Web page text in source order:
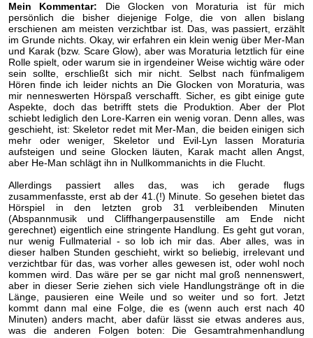
Mein Kommentar: Die Glocken von Moraturia ist für mich
persönlich die bisher diejenige Folge, die von allen bislang
erschienen am meisten verzichtbar ist. Das, was passiert, erzählt
im Grunde nichts. Okay, wir erfahren ein klein wenig über Mer-Man
und Karak (bzw. Scare Glow), aber was Moraturia letztlich für eine
Rolle spielt, oder warum sie in irgendeiner Weise wichtig wäre oder
sein sollte, erschließt sich mir nicht. Selbst nach fünfmaligem
Hören finde ich leider nichts an Die Glocken von Moraturia, was
mir nenneswerten Hörspaß verschafft. Sicher, es gibt einige gute
Aspekte, doch das betrifft stets die Produktion. Aber der Plot
schiebt lediglich den Lore-Karren ein wenig voran. Denn alles, was
geschieht, ist: Skeletor redet mit Mer-Man, die beiden einigen sich
mehr oder weniger, Skeletor und Evil-Lyn lassen Moraturia
aufsteigen und seine Glocken läuten, Karak macht allen Angst,
aber He-Man schlägt ihn in Nullkommanichts in die Flucht.
Allerdings passiert alles das, was ich gerade flugs
zusammenfasste, erst ab der 41.(!) Minute. So gesehen bietet das
Hörspiel in den letzten grob 31 verbleibenden Minuten
(Abspannmusik und Cliffhangerpausenstille am Ende nicht
gerechnet) eigentlich eine stringente Handlung. Es geht gut voran,
nur wenig Fullmaterial - so lob ich mir das. Aber alles, was in
dieser halben Stunden geschieht, wirkt so beliebig, irrelevant und
verzichtbar für das, was vorher alles gewesen ist, oder wohl noch
kommen wird. Das wäre per se gar nicht mal groß nennenswert,
aber in dieser Serie ziehen sich viele Handlungstränge oft in die
Länge, pausieren eine Weile und so weiter und so fort. Jetzt
kommt dann mal eine Folge, die es (wenn auch erst nach 40
Minuten) anders macht, aber dafür lässt sie etwas anderes aus,
was die anderen Folgen boten: Die Gesamtrahmenhandlung